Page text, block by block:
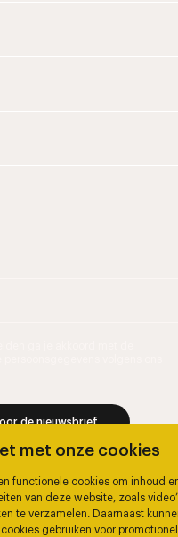
de nieuwsbrief
met onze cookies
functionele cookies om inhoud
van deze website, zoals
te verzamelen. Daarnaast
gebruiken voor